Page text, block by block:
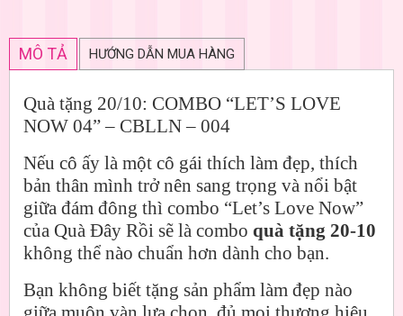
MÔ TẢ HƯỚNG DẪN MUA HÀNG
Quà tặng 20/10: COMBO “LET’S LOVE
NOW 04” – CBLLN – 004
Nếu cô ấy là một cô gái thích làm đẹp, thích
bản thân mình trở nên sang trọng và nổi bật
giữa đám đông thì combo “Let’s Love Now”
của Quà Đây Rồi sẽ là combo quà tặng 20-10
không thể nào chuẩn hơn dành cho bạn.
Bạn không biết tặng sản phẩm làm đẹp nào